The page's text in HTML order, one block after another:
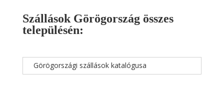
Szállások Görögország összes
településén:
Görögországi szállások katalógusa